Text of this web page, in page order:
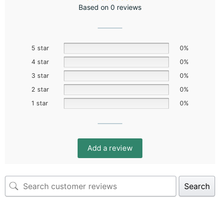
Based on 0 reviews
5 star
0%
4 star
0%
3 star
0%
2 star
0%
1 star
0%
Add a review
Search